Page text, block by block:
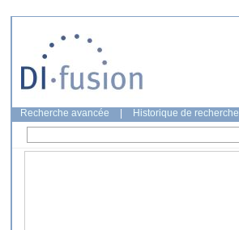
Recherche avancée Historique de recherche